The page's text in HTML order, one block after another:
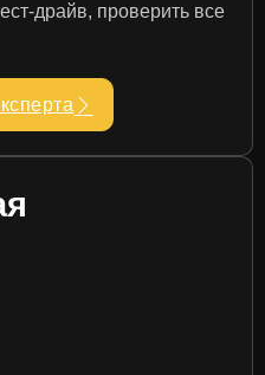
драйв, проверить все